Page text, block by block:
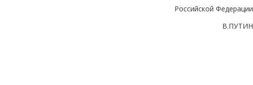
Российской Федерации
В.ПУТИН